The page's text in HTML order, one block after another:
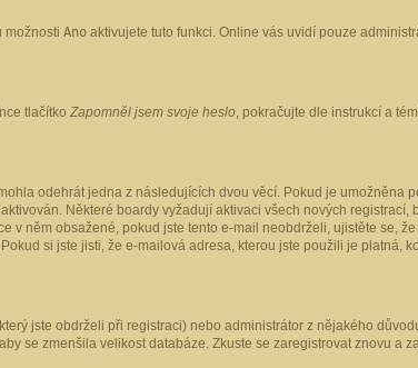
možnosti Ano aktivujete tuto funkci. Online vás uvidí pouze
tlačítko Zapomněl jsem svoje heslo, pokračujte dle instrukcí a
odehrát jedna z následujících dvou věcí. Pokud je umožněna
Některé boardy vyžadují aktivaci všech nových
v něm obsažené, pokud jste tento e-mail neobdrželi, ujistěte se,
si jste jisti, že e-mailová adresa, kterou jste použili je platná,
jste obdrželi při registraci) nebo administrátor z nějakého
se zmenšila velikost databáze. Zkuste se zaregistrovat znovu a